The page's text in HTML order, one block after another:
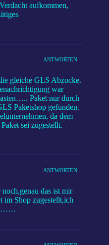
aufkommen,
ANTWORTEN
gleiche GLS Abzocke.
war
Paket nur durch
Paketshop gefunden.
da dem
sei zugestellt.
ANTWORTEN
das ist mir
im Shop zugestellt,ich